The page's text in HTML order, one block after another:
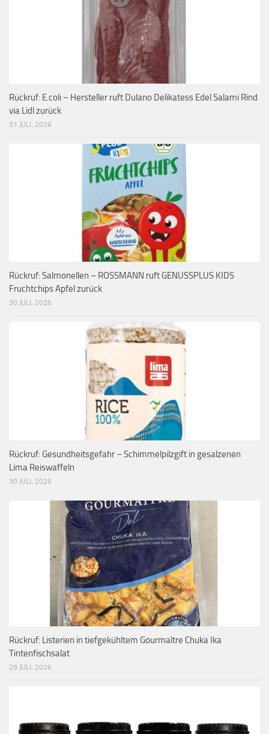
Rückruf: E.coli – Hersteller ruft Dulano Delikatess Edel Salami Rind
via Lidl zurück
31 JULI, 2026
Rückruf: Salmonellen – ROSSMANN ruft GENUSSPLUS KIDS
Fruchtchips Apfel zurück
30 JULI, 2026
Rückruf: Gesundheitsgefahr – Schimmelpilzgift in gesalzenen
Lima Reiswaffeln
30 JULI, 2026
Rückruf: Listerien in tiefgekühltem Gourmaître Chuka Ika
Tintenfischsalat
29 JULI, 2026